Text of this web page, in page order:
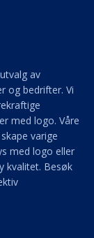
av
og bedrifter. Vi
med logo. Våre
varige
med logo eller
kvalitet. Besøk